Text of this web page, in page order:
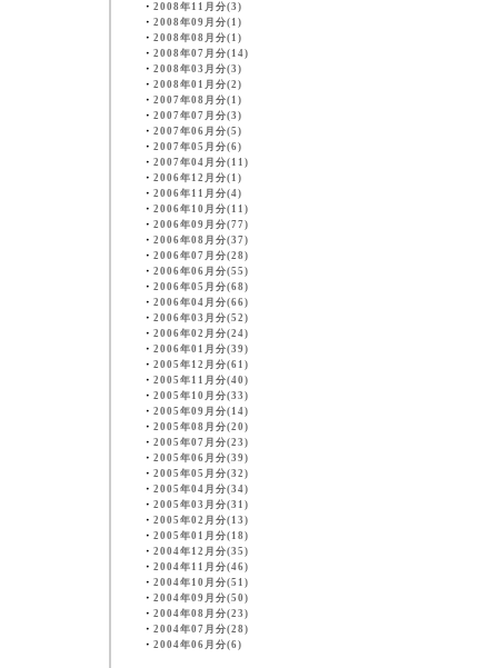
・ 2008年11月分(3)
・ 2008年09月分(1)
・ 2008年08月分(1)
・ 2008年07月分(14)
・ 2008年03月分(3)
・ 2008年01月分(2)
・ 2007年08月分(1)
・ 2007年07月分(3)
・ 2007年06月分(5)
・ 2007年05月分(6)
・ 2007年04月分(11)
・ 2006年12月分(1)
・ 2006年11月分(4)
・ 2006年10月分(11)
・ 2006年09月分(77)
・ 2006年08月分(37)
・ 2006年07月分(28)
・ 2006年06月分(55)
・ 2006年05月分(68)
・ 2006年04月分(66)
・ 2006年03月分(52)
・ 2006年02月分(24)
・ 2006年01月分(39)
・ 2005年12月分(61)
・ 2005年11月分(40)
・ 2005年10月分(33)
・ 2005年09月分(14)
・ 2005年08月分(20)
・ 2005年07月分(23)
・ 2005年06月分(39)
・ 2005年05月分(32)
・ 2005年04月分(34)
・ 2005年03月分(31)
・ 2005年02月分(13)
・ 2005年01月分(18)
・ 2004年12月分(35)
・ 2004年11月分(46)
・ 2004年10月分(51)
・ 2004年09月分(50)
・ 2004年08月分(23)
・ 2004年07月分(28)
・ 2004年06月分(6)